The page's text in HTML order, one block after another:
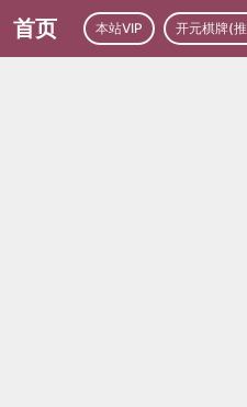
首页 本站VIP 开元棋牌(